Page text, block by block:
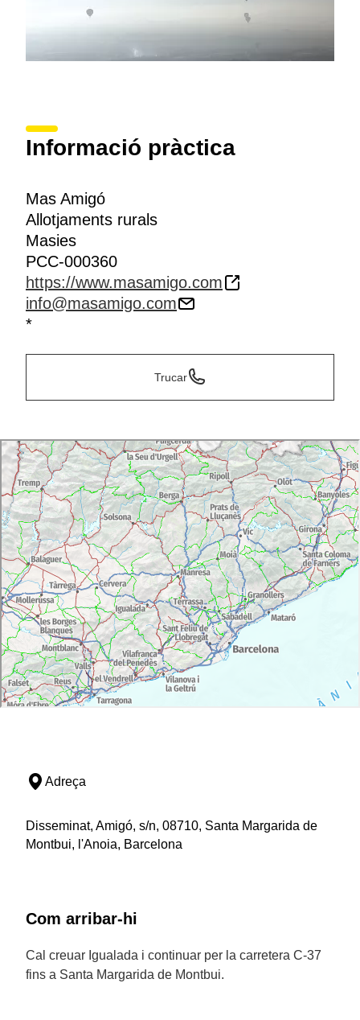
Informació pràctica
Mas Amigó
Allotjaments rurals
Masies
PCC-000360
https://www.masamigo.com
info@masamigo.com
*
Trucar
Adreça
Disseminat, Amigó, s/n, 08710, Santa Margarida de
Montbui, l'Anoia, Barcelona
Com arribar-hi
Cal creuar Igualada i continuar per la carretera C-37
fins a Santa Margarida de Montbui.